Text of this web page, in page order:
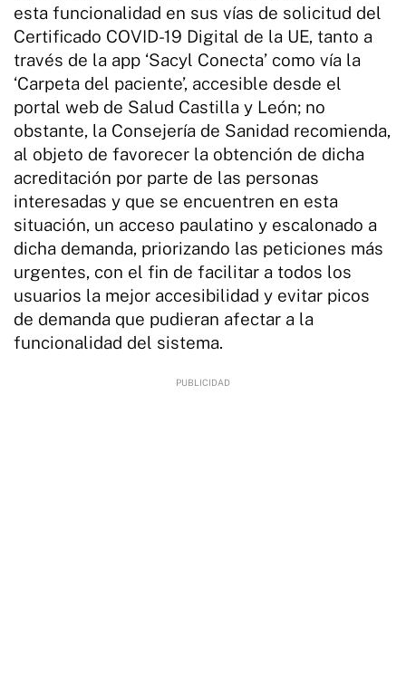
esta funcionalidad en sus vías de solicitud del
Certificado COVID-19 Digital de la UE, tanto a
través de la app ‘Sacyl Conecta’ como vía la
‘Carpeta del paciente’, accesible desde el
portal web de Salud Castilla y León; no
obstante, la Consejería de Sanidad recomienda,
al objeto de favorecer la obtención de dicha
acreditación por parte de las personas
interesadas y que se encuentren en esta
situación, un acceso paulatino y escalonado a
dicha demanda, priorizando las peticiones más
urgentes, con el fin de facilitar a todos los
usuarios la mejor accesibilidad y evitar picos
de demanda que pudieran afectar a la
funcionalidad del sistema.